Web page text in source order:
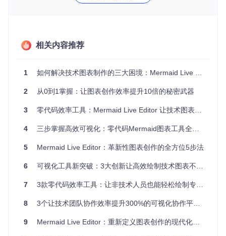
Draw.io
免费、模板丰
富
从零到一使用流程：3步完成专业图表制作
克隆项目仓库
cd
相关内容推荐
1 如何解决技术图表制作的三大困境：Mermaid Live Editor的实用价值解析
2 从0到1掌握：让图表创作效率提升10倍的秘密武器
3 零代码效率工具：Mermaid Live Editor 让技术图表绘制化繁为简
4 三步掌握高效可视化：零代码Mermaid图表工具全攻略
5 Mermaid Live Editor：革新性图表创作的全方位5步法
6 可视化工具新突破：3大创新让高效绘制技术图表不再复杂
7 3款零代码效率工具：让非技术人员也能轻松绘制专业图表
8 3个让技术团队协作效率提升300%的可视化协作平台实践指南
9 Mermaid Live Editor：重新定义图表创作的现代化工具